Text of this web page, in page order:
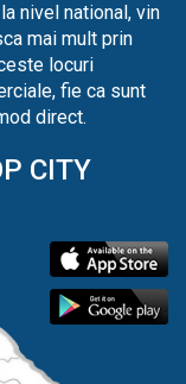
nivel national, vin
mai mult prin
locuri
fie ca sunt
direct.
CITY